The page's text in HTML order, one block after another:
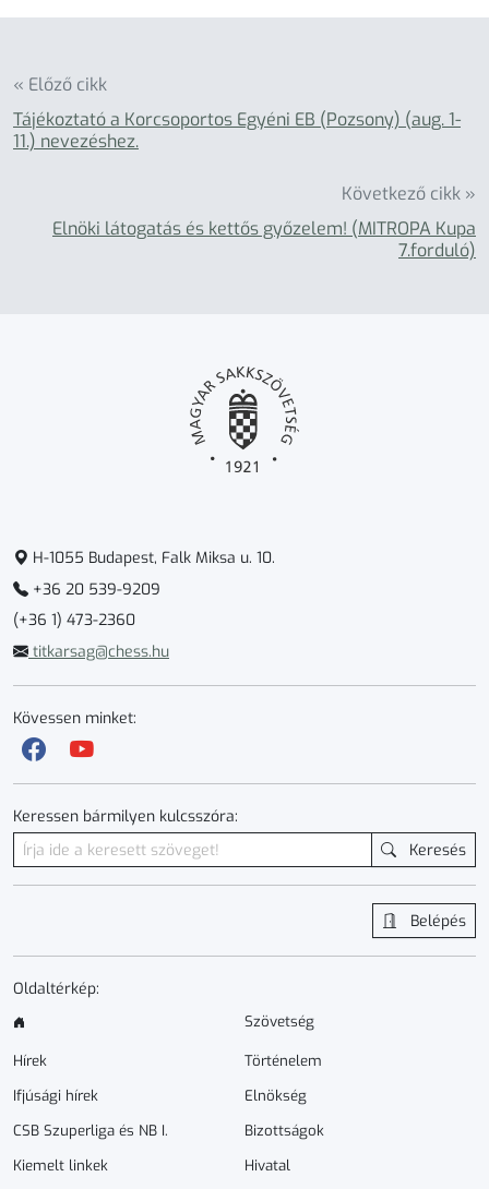
« Előző cikk
Tájékoztató a Korcsoportos Egyéni EB (Pozsony) (aug. 1-
11.) nevezéshez.
Következő cikk »
Elnöki látogatás és kettős győzelem! (MITROPA Kupa
7.forduló)
H-1055 Budapest, Falk Miksa u. 10.
+36 20 539-9209
(+36 1) 473-2360
titkarsag@chess.hu
Kövessen minket:
Keressen bármilyen kulcsszóra:
Keresés
Belépés
Oldaltérkép:
Hírek
Ifjúsági hírek
CSB Szuperliga és NB I.
Kiemelt linkek
Szövetség
Történelem
Elnökség
Bizottságok
Hivatal